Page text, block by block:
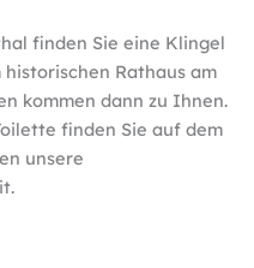
finden Sie eine Klingel
Rathaus am
kommen dann zu Ihnen.
finden Sie auf dem
unsere